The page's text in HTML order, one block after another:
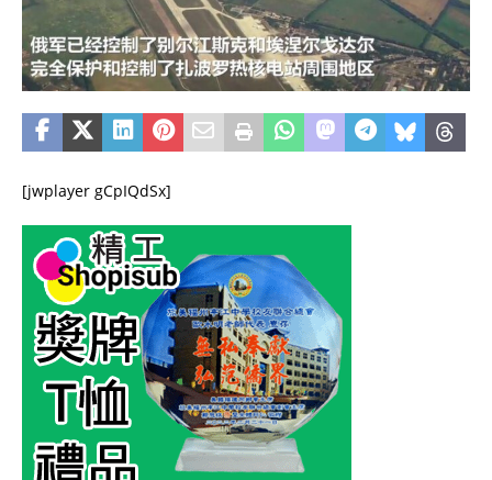
[jwplayer gCpIQdSx]